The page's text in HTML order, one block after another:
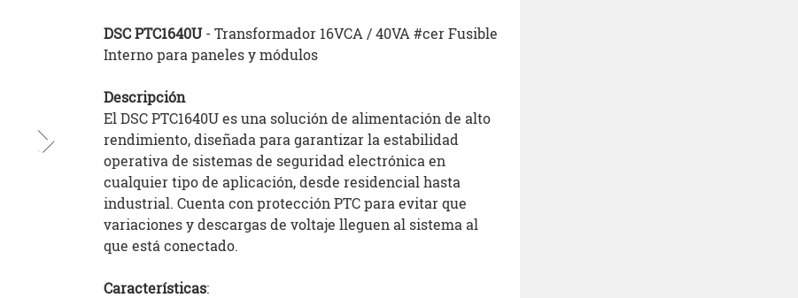
DSC PTC1640U- Transformador 16VCA / 40VA #cer Fusible
Interno para paneles y módulos
Descripción
El DSC PTC1640U es una solución de alimentación de alto
rendimiento, diseñada para garantizar la estabilidad
operativa de sistemas de seguridad electrónica en
cualquier tipo de aplicación, desde residencial hasta
industrial. Cuenta con protección PTC para evitar que
variaciones y descargas de voltaje lleguen al sistema al
que está conectado.
Características: